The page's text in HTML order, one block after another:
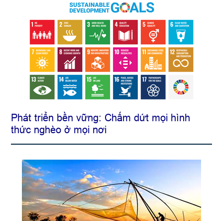
Phát triển bền vững: Chấm dứt mọi hình
thức nghèo ở mọi nơi